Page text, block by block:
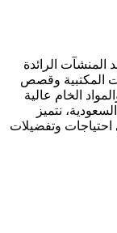
الرائدة
المكتبية وقصص
الخام عالية
نتميز
احتياجات وتفضيلات